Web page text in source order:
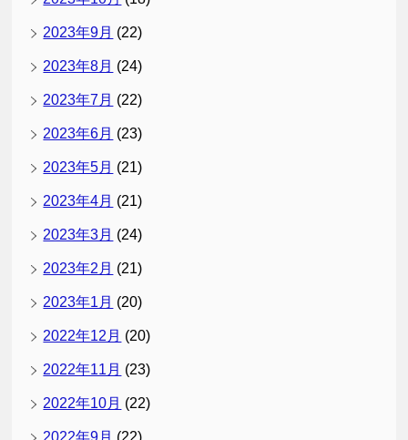
2023年9月 (22)
2023年8月 (24)
2023年7月 (22)
2023年6月 (23)
2023年5月 (21)
2023年4月 (21)
2023年3月 (24)
2023年2月 (21)
2023年1月 (20)
2022年12月 (20)
2022年11月 (23)
2022年10月 (22)
2022年9月 (22)